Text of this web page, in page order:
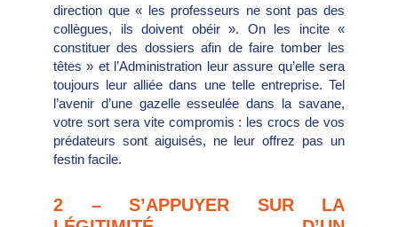
direction que « les professeurs ne sont pas des
collègues, ils doivent obéir ». On les incite «
constituer des dossiers afin de faire tomber les
têtes » et l’Administration leur assure qu’elle sera
toujours leur alliée dans une telle entreprise. Tel
l’avenir d’une gazelle esseulée dans la savane,
votre sort sera vite compromis : les crocs de vos
prédateurs sont aiguisés, ne leur offrez pas un
festin facile.
2 – S’APPUYER SUR LA